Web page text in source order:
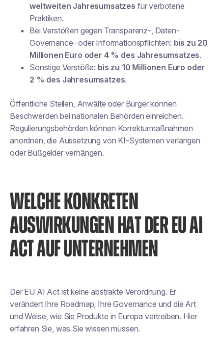
weltweiten Jahresumsatzes für verbotene
Praktiken.
Bei Verstößen gegen Transparenz-, Daten-
Governance- oder Informationspflichten: bis zu 20
Millionen Euro oder 4 % des Jahresumsatzes.
Sonstige Verstöße: bis zu 10 Millionen Euro oder
2 % des Jahresumsatzes.
Öffentliche Stellen, Anwälte oder Bürger können
Beschwerden bei nationalen Behörden einreichen.
Regulierungsbehörden können Korrekturmaßnahmen
anordnen, die Aussetzung von KI-Systemen verlangen
oder Bußgelder verhängen.
WELCHE KONKRETEN
AUSWIRKUNGEN HAT DER EU AI
ACT AUF UNTERNEHMEN
Der EU AI Act ist keine abstrakte Verordnung. Er
verändert Ihre Roadmap, Ihre Governance und die Art
und Weise, wie Sie Produkte in Europa vertreiben. Hier
erfahren Sie, was Sie wissen müssen.